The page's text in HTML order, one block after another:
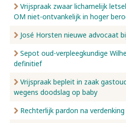
Vrijspraak zwaar lichamelijk
OM niet-ontvankelijk in hoger
José Horsten nieuwe advocaat
Sepot oud-verpleegkundige
definitief
Vrijspraak bepleit in zaak
wegens doodslag op baby
Rechterlijk pardon na